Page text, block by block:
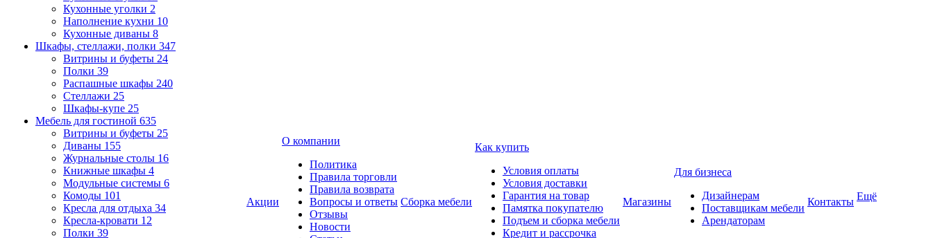
Кухонные уголки 2
Наполнение кухни 10
Кухонные диваны 8
Шкафы, стеллажи, полки 347
Витрины и буфеты 24
Полки 39
Распашные шкафы 240
Стеллажи 25
Шкафы-купе 25
Мебель для гостиной 635
Витрины и буфеты 25
Диваны 155
Журнальные столы 16
Книжные шкафы 4
Модульные системы 6
Комоды 101
Кресла для отдыха 34
Кресла-кровати 12
Полки 39
Акции
О компании
Политика
Правила торговли
Правила возврата
Вопросы и ответы
Отзывы
Новости
Сборка мебели
Как купить
Условия оплаты
Условия доставки
Гарантия на товар
Памятка покупателю
Подъем и сборка мебели
Кредит и рассрочка
Магазины
Для бизнеса
Дизайнерам
Поставщикам мебели
Арендаторам
Контакты Ещё